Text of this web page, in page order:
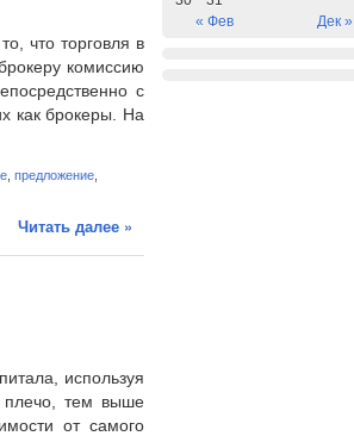
что торговля в
комиссию
с
как брокеры. На
предложение
Читать далее »
используя
плечо, тем выше
от самого
« Фев Дек »